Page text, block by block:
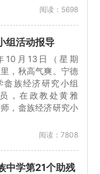
阅读：5698
组活动报导
10月13日（星期
，秋高气爽。宁德
畲族经济研究小组
，在政教处黄雅
，畲族经济研究小
阅读：7808
中学第21个助残